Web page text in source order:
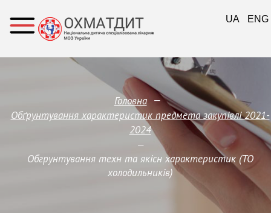
Головна —
Обґрунтування характеристик предмета закупівлi 2021-
2024
—
Обгрунтування техн та якісн характеристик (ТО
холодильників)
UA ENG